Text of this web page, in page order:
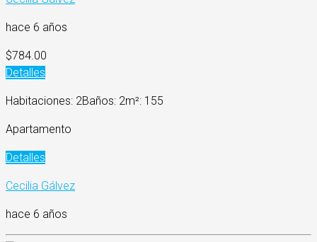
hace 6 años
$784.00
Detalles
Habitaciones: 2Baños: 2m²: 155
Apartamento
Detalles
Cecilia Gálvez
hace 6 años